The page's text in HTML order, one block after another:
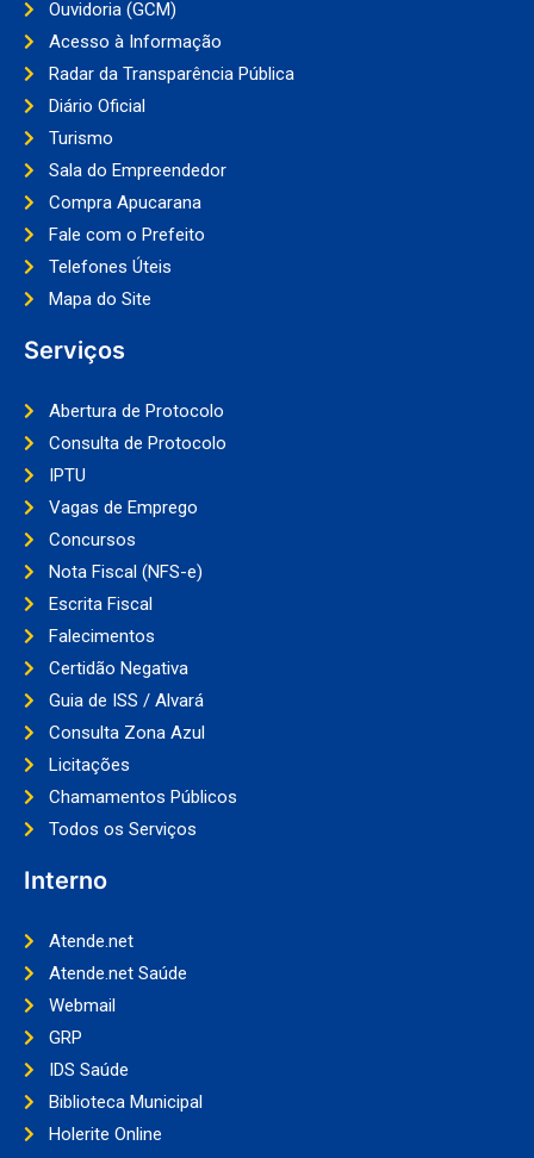
Ouvidoria (GCM)
Acesso à Informação
Radar da Transparência Pública
Diário Oficial
Turismo
Sala do Empreendedor
Compra Apucarana
Fale com o Prefeito
Telefones Úteis
Mapa do Site
Serviços
Abertura de Protocolo
Consulta de Protocolo
IPTU
Vagas de Emprego
Concursos
Nota Fiscal (NFS-e)
Escrita Fiscal
Falecimentos
Certidão Negativa
Guia de ISS / Alvará
Consulta Zona Azul
Licitações
Chamamentos Públicos
Todos os Serviços
Interno
Atende.net
Atende.net Saúde
Webmail
GRP
IDS Saúde
Biblioteca Municipal
Holerite Online